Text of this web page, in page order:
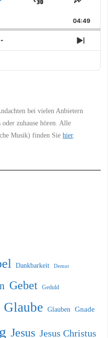
Jump
Forward
Share
04:49
Next
bei vielen Anbietern
zuhause hören. Alle
Musik) finden Siehier.
Dankbarkeit Demut
Gebet Geduld
Glaube Glauben Gnade
Jesus Jesus Christus